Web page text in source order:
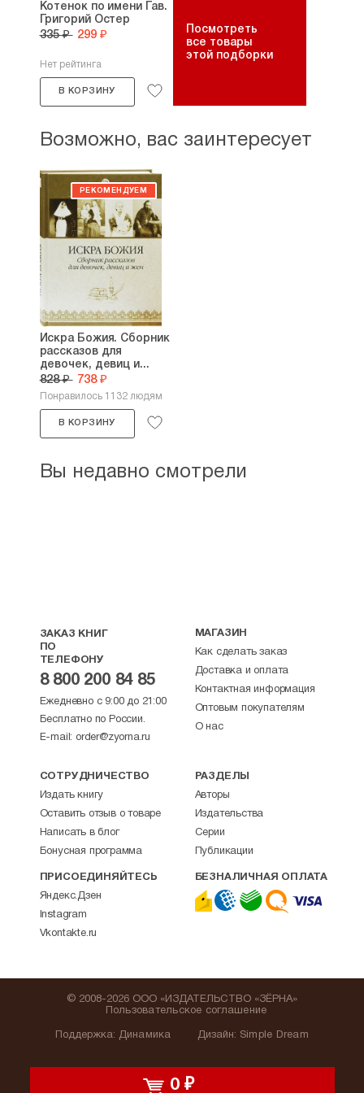
0 ₽
Котенок по имени Гав.
Григорий Остер
335 ₽ 299 ₽
Нет рейтинга
В КОРЗИНУ
Посмотреть
все товары
этой подборки
Возможно, вас заинтересует
Искра Божия. Сборник
рассказов для
девочек, девиц и...
828 ₽ 738 ₽
Понравилось 1132 людям
В КОРЗИНУ
Вы недавно смотрели
ЗАКАЗ КНИГ
ПО
ТЕЛЕФОНУ
8 800 200 84 85
Ежедневно с 9:00 до 21:00
Бесплатно по России.
E-mail: order@zyorna.ru
МАГАЗИН
Как сделать заказ
Доставка и оплата
Контактная информация
Оптовым покупателям
О нас
СОТРУДНИЧЕСТВО
Издать книгу
Оставить отзыв о товаре
Написать в блог
Бонусная программа
РАЗДЕЛЫ
Авторы
Издательства
Серии
Публикации
ПРИСОЕДИНЯЙТЕСЬ
Яндекс.Дзен
Instagram
Vkontakte.ru
БЕЗНАЛИЧНАЯ ОПЛАТА
Поддержка: Динамика
© 2008-2026 ООО «ИЗДАТЕЛЬСТВО «ЗЁРНА»
Пользовательское соглашение
Дизайн: Simple Dream